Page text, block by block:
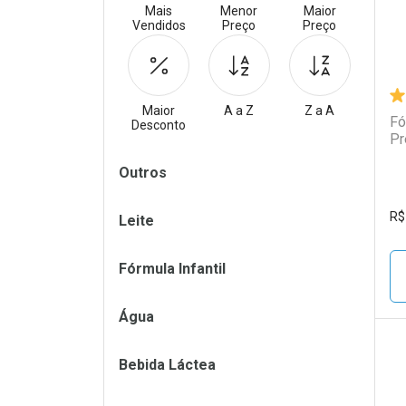
R$
Mais
Vendidos
Menor
Preço
Maior
Preço
Maior
Desconto
A a Z Z a A
Filtros
Outros
Leite
Fórmula Infantil
Água
Bebida Láctea